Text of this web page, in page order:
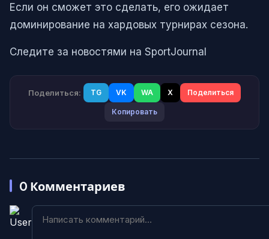
Если он сможет это сделать, его ожидает
доминирование на хардовых турнирах сезона.
Следите за новостями на SportJournal
Поделиться: TG VK WA X Поделиться
Копировать
0 Комментариев